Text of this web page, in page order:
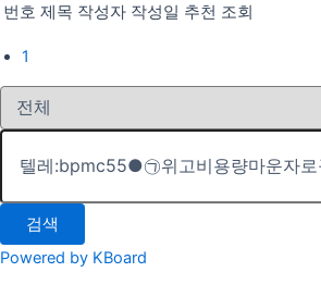
번호 제목 작성자 작성일 추천 조회
1
검색
Powered by KBoard